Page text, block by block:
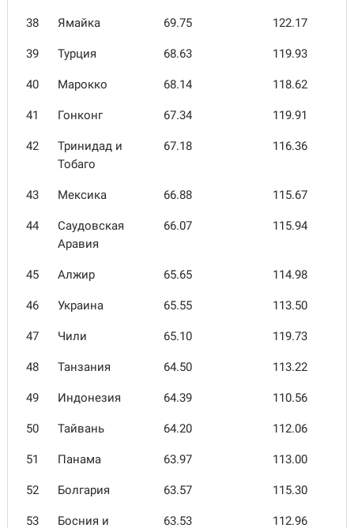
38 Ямайка 69.75 122.17
39 Турция 68.63 119.93
40 Марокко 68.14 118.62
41 Гонконг 67.34 119.91
42
Тринидад и
Тобаго
67.18 116.36
43 Мексика 66.88 115.67
44
Саудовская
Аравия
66.07 115.94
45 Алжир 65.65 114.98
46 Украина 65.55 113.50
47 Чили 65.10 119.73
48 Танзания 64.50 113.22
49 Индонезия 64.39 110.56
50 Тайвань 64.20 112.06
51 Панама 63.97 113.00
52 Болгария 63.57 115.30
53 Босния и 63.53 112.96